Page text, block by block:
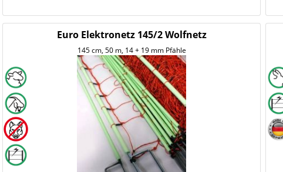
Euro Elektronetz 145/2 Wolfnetz
145 cm, 50 m, 14 + 19 mm Pfähle